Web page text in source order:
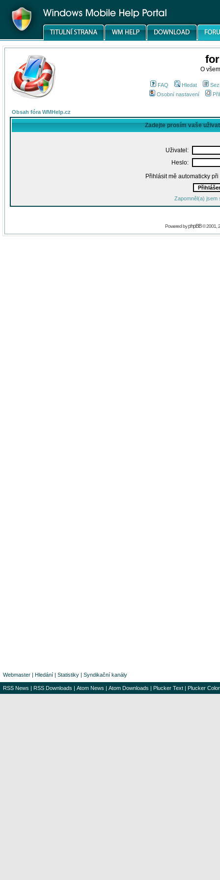
O
FAQ Hledat
Osobní nastavení
Obsah fóra WMHelp.cz
Zadejte prosím vaše
Uživatel:
Heslo:
Přihlásit mě automaticky
Zapomněl(a) jsem
Powered byphpBB© 2001,
Webmaster | Hledání | Statistiky | Syndikační kanály
RSS News | RSS Downloads | Atom News | Atom Downloads | Plucker Text | Plucker Color